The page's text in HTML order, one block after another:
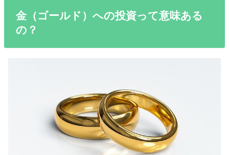
金（ゴールド）への投資って意味ある
の？